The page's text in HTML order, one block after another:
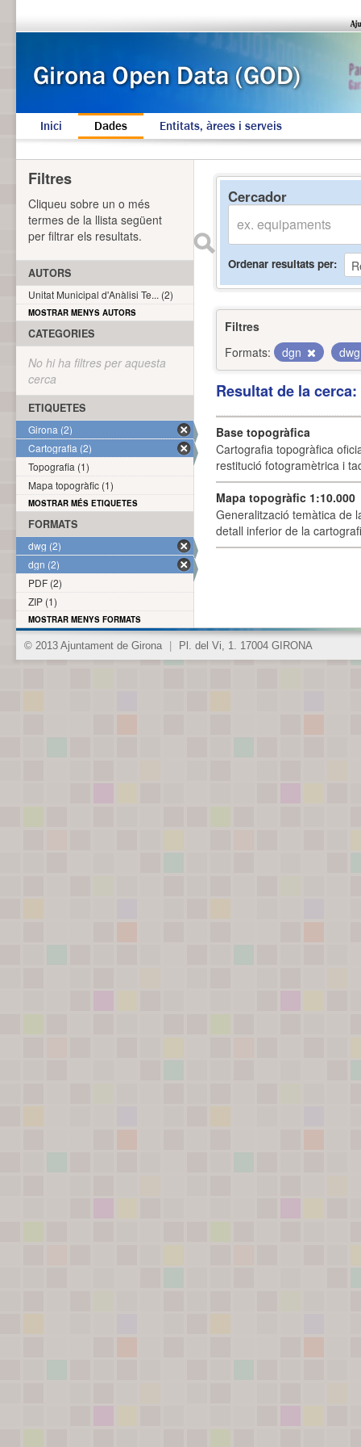
Inici Dades Entitats, àrees i serveis
Cercador
Ordenar resultats per
Filtres
Formats:
dgn
Resultat de la
Base topogràfica
Cartografia topogràfica
restitució fotogramètrica i
Mapa topogràfic 1:10.000
Generalització temàtica de
detall inferior de la
Filtres
Cliqueu sobre un o més
termes de la llista següent
per filtrar els resultats.
AUTORS
Unitat Municipal d'Anàlisi Te... (2)
MOSTRAR MENYS AUTORS
CATEGORIES
No hi ha filtres per aquesta
cerca
ETIQUETES
Girona (2)
Cartografia (2)
Topografia (1)
Mapa topogràfic (1)
MOSTRAR MÉS ETIQUETES
FORMATS
dwg (2)
dgn (2)
PDF (2)
ZIP (1)
MOSTRAR MENYS FORMATS
© 2013 Ajuntament de Girona Pl. del Vi, 1. 17004 GIRONA